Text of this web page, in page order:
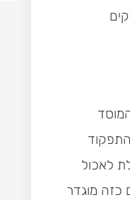
לאכול
כזה מוגדר